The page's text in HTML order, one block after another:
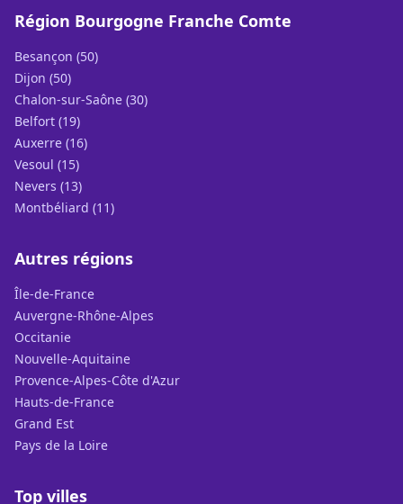
Région Bourgogne Franche Comte
Besançon (50)
Dijon (50)
Chalon-sur-Saône (30)
Belfort (19)
Auxerre (16)
Vesoul (15)
Nevers (13)
Montbéliard (11)
Autres régions
Île-de-France
Auvergne-Rhône-Alpes
Occitanie
Nouvelle-Aquitaine
Provence-Alpes-Côte d'Azur
Hauts-de-France
Grand Est
Pays de la Loire
Top villes